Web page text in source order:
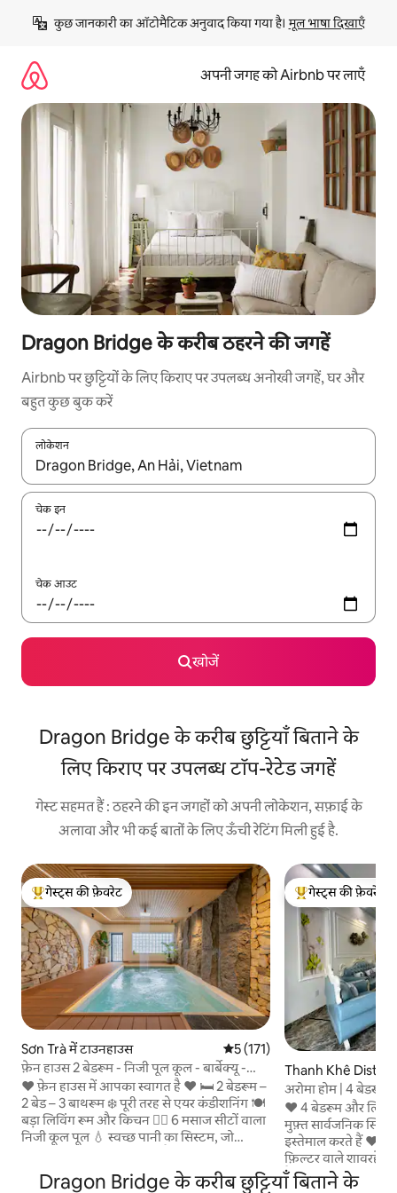
छोड़कर
कॉन्टेंट
कुछ जानकारी का ऑटोमैटिक अनुवाद किया गया है। मूल भाषा दिखाएँ
अपनी जगह को Airbnb पर लाएँ
Dragon Bridge के करीब ठहरने की जगहें
Airbnb पर छुट्टियों के लिए किराए पर उपलब्ध अनोखी जगहें, घर और
बहुत कुछ बुक करें
लोकेशन
नतीजों के उपलब्ध होने पर, अप और डाउन 'ऐरो की' का इस्तेमाल करके नेविगेट
चेक इन
चेक आउट
खोजें
Dragon Bridge के करीब छुट्टियाँ बिताने के
लिए किराए पर उपलब्ध टॉप-रेटेड जगहें
गेस्ट सहमत हैं : ठहरने की इन जगहों को अपनी लोकेशन, सफ़ाई के
अलावा और भी कई बातों के लिए ऊँची रेटिंग मिली हुई है.
गेस्ट्स का टॉप फ़ेवरेट
गेस्ट्स की फ़ेवरेट
Sơn Trà में टाउनहाउस औसत रेटिंग 5 में से 5, 171 समीक्षाएँ
5 (171)
फ़ेन हाउस 2 बेडरूम - निजी पूल कूल - बार्बेक्यू -
समुद्र तट के पास
❤️ फ़ेन हाउस में आपका स्वागत है ❤️ 🛏️ 2 बेडरूम –
2 बेड – 3 बाथरूम ❄️ पूरी तरह से एयर कंडीशनिंग 🍽️
बड़ा लिविंग रूम और किचन 🏊‍♂️ 6 मसाज सीटों वाला
निजी कूल पूल 💧 स्वच्छ पानी का सिस्टम, जो
चारकोल 2 किग्रा 🍓 स्वागत में मुफ़्त फल और पेय ✈️
4 रातों या उससे ज़्यादा समय तक ठहरने पर (रात 10
गेस्ट्स का टॉप फ़ेवरेट
गेस्ट्स की फ़ेवरेट
Thanh Khê District
अरोमा होम | 4 बेडरूम
घर | पूल | डाउनटाउन
❤️ 4 बेडरूम और
मुफ़्त सार्वजनिक
इस्तेमाल करते हैं ❤️
फ़िल्टर वाले शावरहेड
कैफ़े... 1-5 मिनट की
Dragon Bridge के करीब छुट्टियाँ बिताने के